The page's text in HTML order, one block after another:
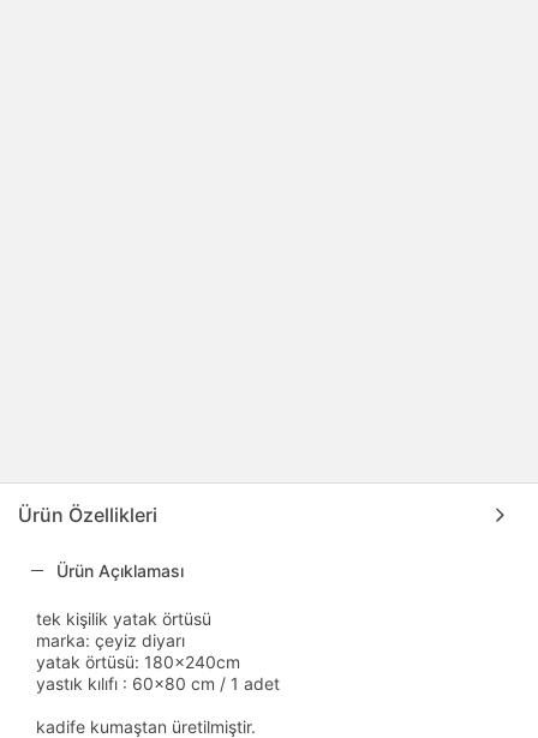
Ürün Özellikleri
Ürün Açıklaması
tek kişilik yatak örtüsü
marka: çeyiz diyarı
yatak örtüsü: 180x240cm
yastık kılıfı : 60x80 cm / 1 adet
kadife kumaştan üretilmiştir.